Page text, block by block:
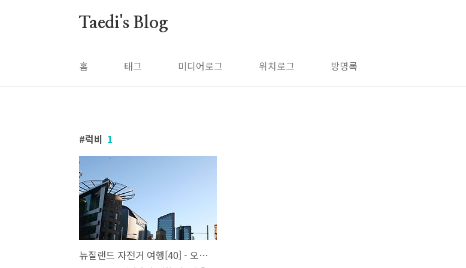
Taedi's Blog
홈 태그 미디어로그 위치로그 방명록
럭비 1
뉴질랜드 자전거 여행[40] - 오클랜드 둘러보기(2)